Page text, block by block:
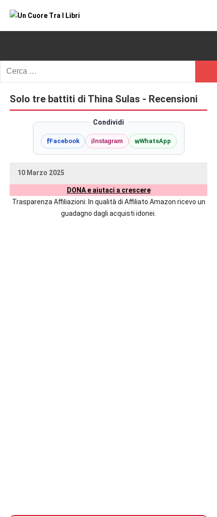
Un
Tra
I
Libri
romance
e
non
solo.
Recensioni,
anteprime,
prossime
maggiori
Solo tre battiti di Thina Sulas - Recensioni
Condividi
fFacebook i Instagram wWhatsApp
10 Marzo 2025
DONA e aiutaci a crescere
Trasparenza Affiliazioni: In qualità di Affiliato Amazon ricevo un
guadagno dagli acquisti idonei.